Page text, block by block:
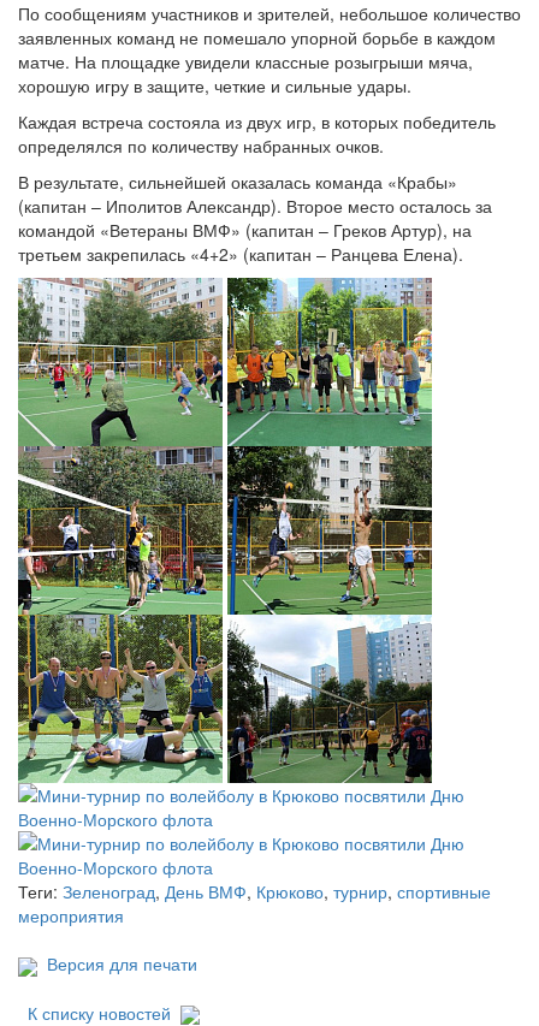
По сообщениям участников и зрителей, небольшое количество
заявленных команд не помешало упорной борьбе в каждом
матче. На площадке увидели классные розыгрыши мяча,
хорошую игру в защите, четкие и сильные удары.
Каждая встреча состояла из двух игр, в которых победитель
определялся по количеству набранных очков.
В результате, сильнейшей оказалась команда «Крабы»
(капитан – Иполитов Александр). Второе место осталось за
командой «Ветераны ВМФ» (капитан – Греков Артур), на
третьем закрепилась «4+2» (капитан – Ранцева Елена).
Теги: Зеленоград, День ВМФ, Крюково, турнир, спортивные
мероприятия
Версия для печати
К списку новостей